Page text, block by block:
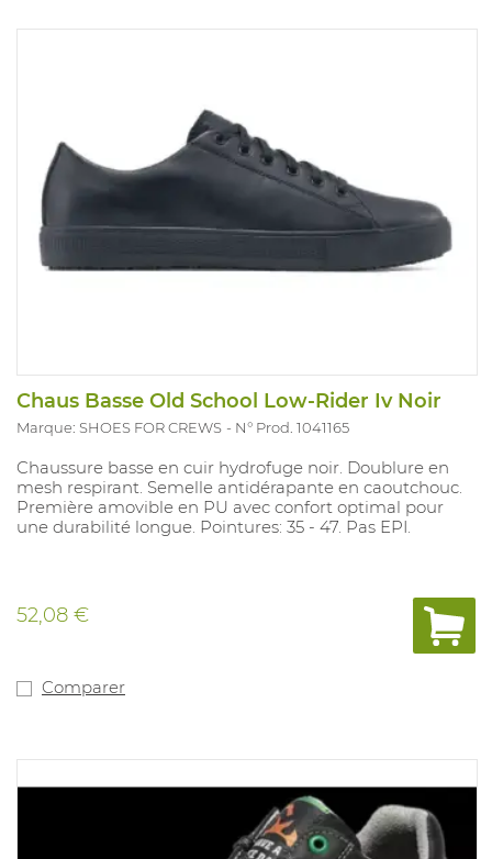
Chaus Basse Old School Low-Rider Iv Noir
Marque: SHOES FOR CREWS N° Prod. 1041165
Chaussure basse en cuir hydrofuge noir. Doublure en
mesh respirant. Semelle antidérapante en caoutchouc.
Première amovible en PU avec confort optimal pour
une durabilité longue. Pointures: 35 - 47. Pas EPI.
52,08 €
Comparer